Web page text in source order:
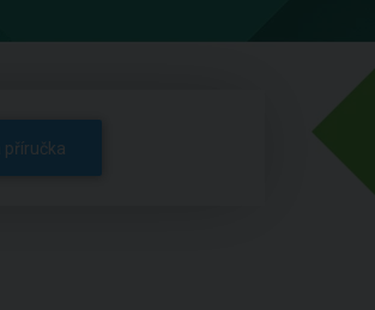
příručka